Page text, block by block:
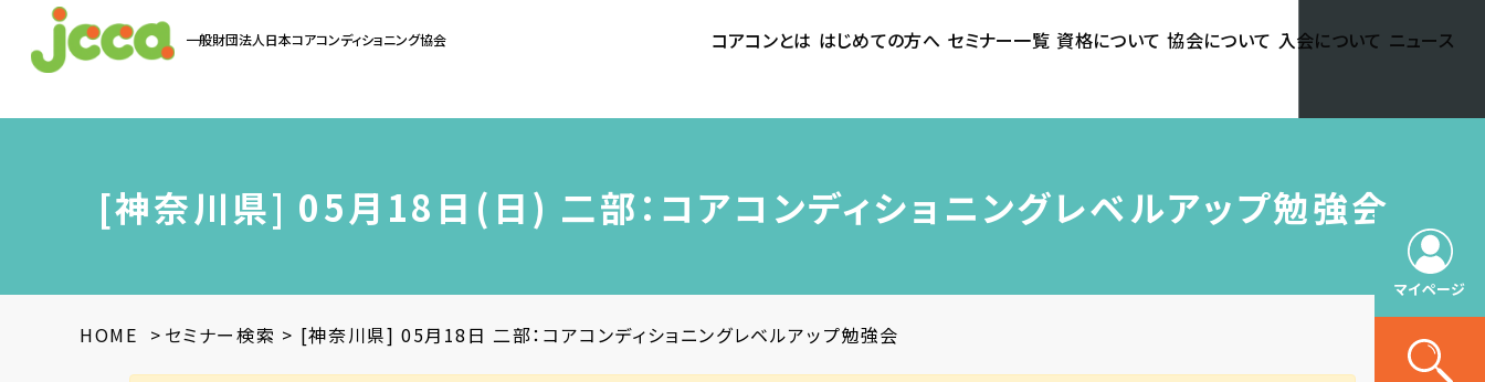
一般財団法人日本コアコンディショニング協会 コアコンとは はじめての方へ セミナー一覧 資格について 協会について 入会について ニュース
[神奈川県] 05月18日(日) 二部：コアコンディショニングレベルアップ勉強会
HOME > セミナー検索 > [神奈川県] 05月18日 二部：コアコンディショニングレベルアップ勉強会
マイページ